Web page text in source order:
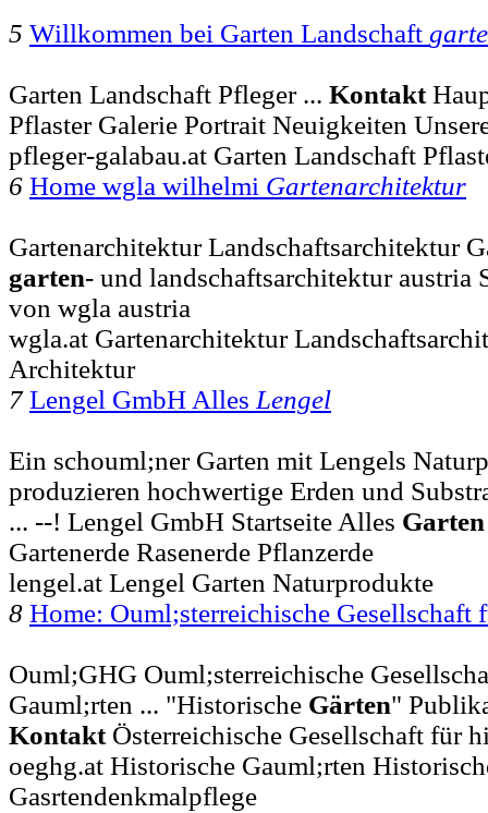
5 Willkommen bei Garten Landschaft
Garten Landschaft Pfleger ... Kontakt
Pflaster Galerie Portrait Neuigkeiten
pfleger-galabau.at Garten Landschaft
6 Home wgla wilhelmi Gartenarchitektur
Gartenarchitektur Landschaftsarchitektur
garten- und landschaftsarchitektur austria
von wgla austria
wgla.at Gartenarchitektur
Architektur
7 Lengel GmbH Alles Lengel
Ein schouml;ner Garten mit Lengels
produzieren hochwertige Erden und
... --! Lengel GmbH Startseite Alles Garten
Gartenerde Rasenerde Pflanzerde
lengel.at Lengel Garten Naturprodukte
8 Home: Ouml;sterreichische
Ouml;GHG Ouml;sterreichische
Gauml;rten ... "Historische Gärten"
KontaktÖsterreichische Gesellschaft für
oeghg.at Historische Gauml;rten
Gasrtendenkmalpflege